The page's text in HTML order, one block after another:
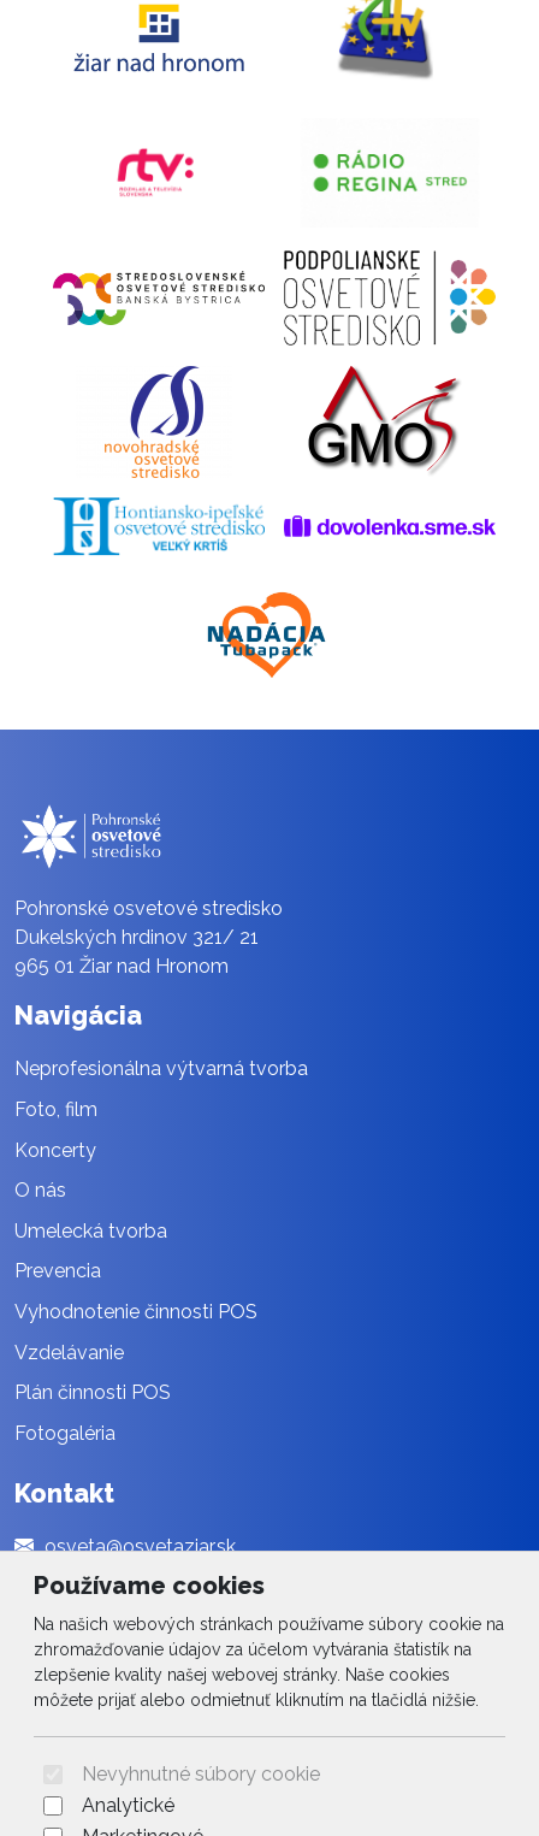
Používame cookies
Na našich webových stránkach používame súbory cookie na
zhromažďovanie údajov za účelom vytvárania štatistík na
zlepšenie kvality našej webovej stránky. Naše cookies
môžete prijať alebo odmietnuť kliknutím na tlačidlá nižšie.
Nevyhnutné súbory cookie
Analytické
Pohronské osvetové stredisko
Dukelských hrdinov 321/ 21
965 01 Žiar nad Hronom
Navigácia
Neprofesionálna výtvarná tvorba
Foto, film
Koncerty
O nás
Umelecká tvorba
Prevencia
Vyhodnotenie činnosti POS
Vzdelávanie
Plán činnosti POS
Fotogaléria
Kontakt
osveta@osvetaziar.sk
045 / 678 13 01
Social
Facebook